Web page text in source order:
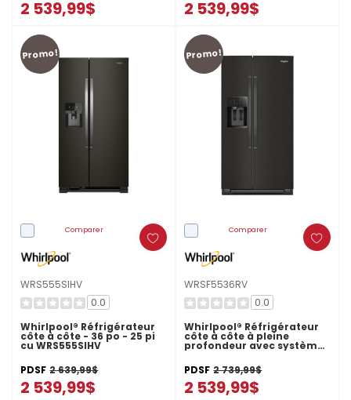
2 539,99$ 2 539,99$
Promo!
Comparer
WRS555SIHV
0.0
Whirlpool® Réfrigérateur
côte à côte - 36 po - 25 pi
cu WRS555SIHV
PDSF 2 639,99$
2 539,99$
Promo!
Comparer
WRSF5536RV
0.0
Whirlpool® Réfrigérateur
côte à côte à pleine
profondeur avec système
de refroidissement
TruCool™ - 36 pi cu
WRSF5536RV
PDSF 2 739,99$
2 539,99$